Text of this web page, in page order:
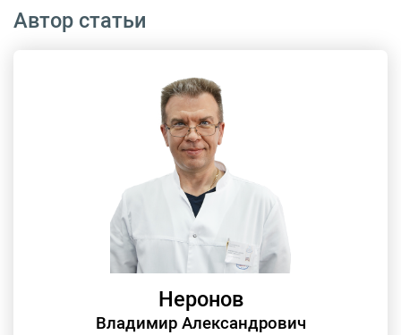
Автор статьи
Неронов
Владимир Александрович